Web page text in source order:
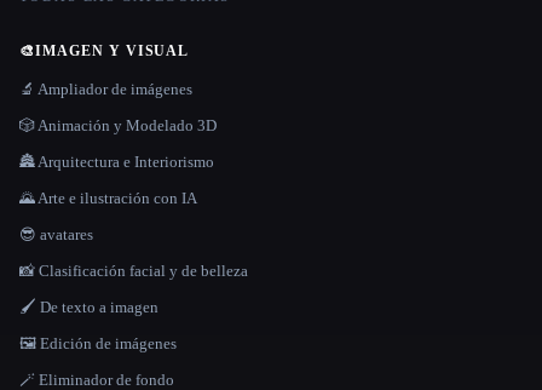
🎨IMAGEN Y VISUAL
🔬 Ampliador de imágenes
🎲 Animación y Modelado 3D
🏯 Arquitectura e Interiorismo
🌄 Arte e ilustración con IA
😎 avatares
📸 Clasificación facial y de belleza
🖌️ De texto a imagen
🖼️ Edición de imágenes
🪄 Eliminador de fondo